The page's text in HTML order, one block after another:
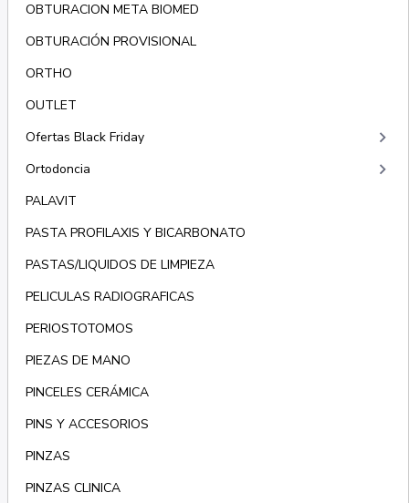
OBTURACION META BIOMED
OBTURACIÓN PROVISIONAL
ORTHO
OUTLET
Ofertas Black Friday
keyboard_arrow_right
Ortodoncia keyboard_arrow_right
PALAVIT
PASTA PROFILAXIS Y BICARBONATO
PASTAS/LIQUIDOS DE LIMPIEZA
PELICULAS RADIOGRAFICAS
PERIOSTOTOMOS
PIEZAS DE MANO
PINCELES CERÁMICA
PINS Y ACCESORIOS
PINZAS
PINZAS CLINICA